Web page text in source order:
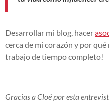
Desarrollar mi blog, hacer
cerca de mi corazón y por
trabajo de tiempo completo!
Gracias a Cloé por esta